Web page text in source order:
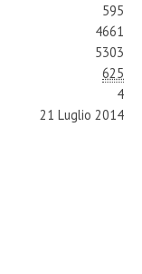
595
4661
5303
625
4
21 Luglio 2014